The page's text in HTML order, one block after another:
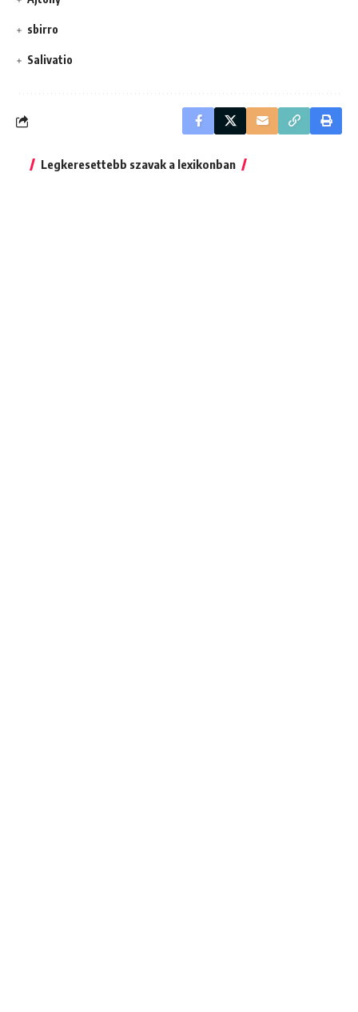
sbirro
Salivatio
Legkeresettebb szavak a lexikonban